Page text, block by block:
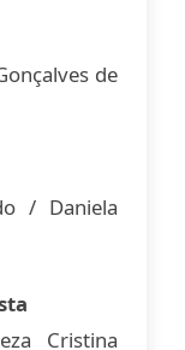
de
/ Daniela
Cristina